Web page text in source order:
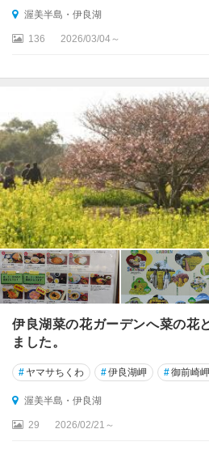
渥美半島・伊良湖
136 2026/03/04～
伊良湖菜の花ガーデンへ菜の花
ました。
# ヤマサちくわ #伊良湖岬 #御前崎
渥美半島・伊良湖
29 2026/02/21～